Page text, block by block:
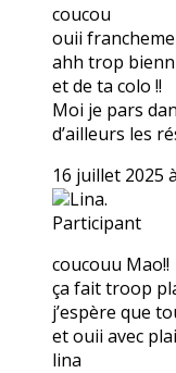
coucou
ouii
ahh trop bienn
et de ta colo !!
Moi je pars
d’ailleurs les
16 juillet 2025
Lina.
Participant
coucouu Mao!!
ça fait troop
j’espère que
et ouii avec
lina